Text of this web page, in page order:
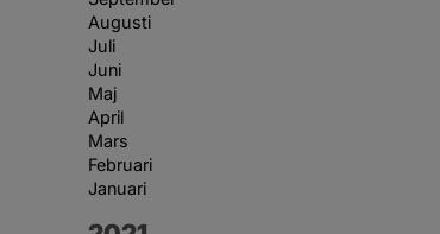
Augusti
Juli
Juni
Maj
April
Mars
Februari
Januari